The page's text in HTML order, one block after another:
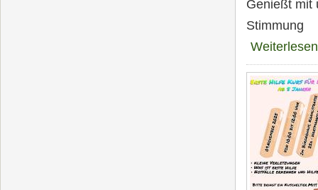
Genießt mit
Stimmung
Weiterlesen